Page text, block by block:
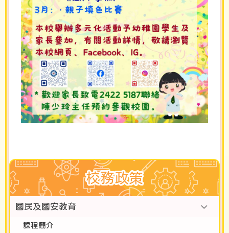
校務政策
國民及國安教育
課程簡介